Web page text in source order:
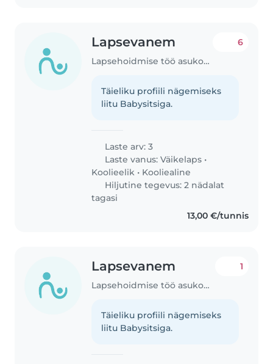
Lapsevanem
Lapsehoidmise töö asukohas Tallinn
6
Täieliku profiili nägemiseks
liitu Babysitsiga.
Laste arv: 3
Laste vanus:Väikelaps •
Koolieelik • Kooliealine
Hiljutine tegevus: 2 nädalat
tagasi
13,00 €/tunnis
Lapsevanem
Lapsehoidmise töö asukohas Lohkva
1
Täieliku profiili nägemiseks
liitu Babysitsiga.